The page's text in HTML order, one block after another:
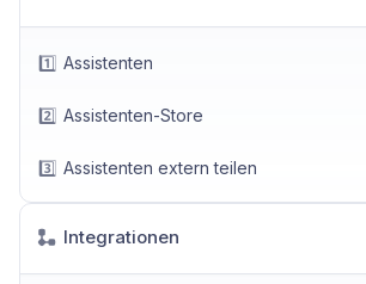
1️⃣ Assistenten
2️⃣ Assistenten-Store
3️⃣ Assistenten extern teilen
Integrationen